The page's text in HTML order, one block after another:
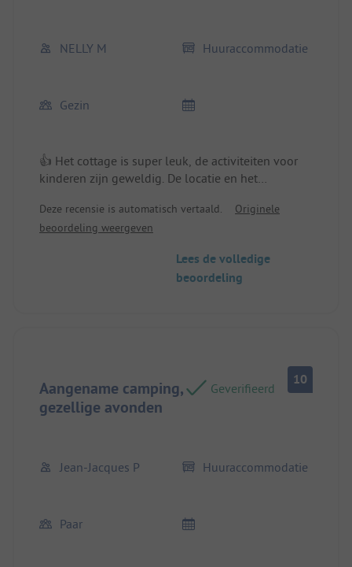
NELLY M Huuraccommodatie
Gezin
👍 Het cottage is super leuk, de activiteiten voor
kinderen zijn geweldig. De locatie en het
Deze recensie is automatisch vertaald.
Originele
beoordeling weergeven
Lees de volledige
beoordeling
Aangename camping,
gezellige avonden
Geverifieerd
10
Jean-Jacques P Huuraccommodatie
Paar